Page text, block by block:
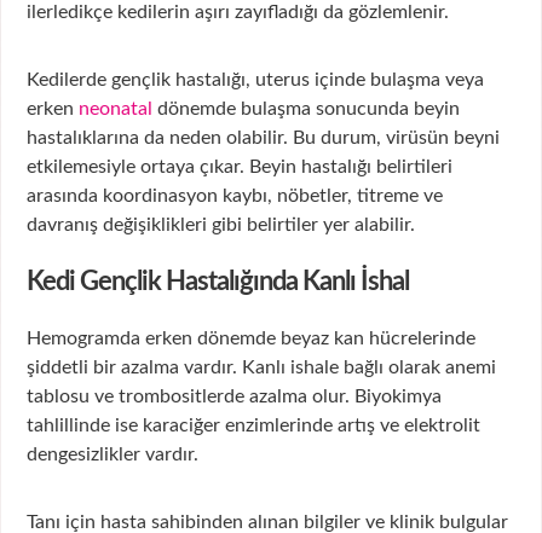
ilerledikçe kedilerin aşırı zayıfladığı da gözlemlenir.
Kedilerde gençlik hastalığı, uterus içinde bulaşma veya
erken neonatal dönemde bulaşma sonucunda beyin
hastalıklarına da neden olabilir. Bu durum, virüsün beyni
etkilemesiyle ortaya çıkar. Beyin hastalığı belirtileri
arasında koordinasyon kaybı, nöbetler, titreme ve
davranış değişiklikleri gibi belirtiler yer alabilir.
Kedi Gençlik Hastalığında Kanlı İshal
Hemogramda erken dönemde beyaz kan hücrelerinde
şiddetli bir azalma vardır. Kanlı ishale bağlı olarak anemi
tablosu ve trombositlerde azalma olur. Biyokimya
tahlillinde ise karaciğer enzimlerinde artış ve elektrolit
dengesizlikler vardır.
Tanı için hasta sahibinden alınan bilgiler ve klinik bulgular